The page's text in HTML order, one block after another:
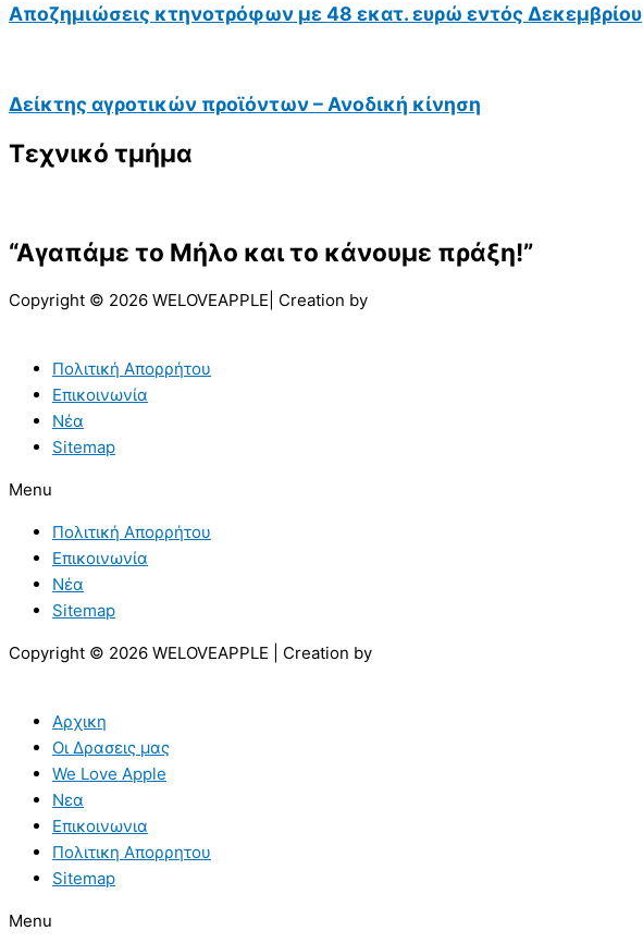
Αποζημιώσεις κτηνοτρόφων με 48 εκατ. ευρώ εντός Δεκεμβρίου
Δείκτης αγροτικών προϊόντων – Ανοδική κίνηση
Τεχνικό τμήμα
“Αγαπάμε το Μήλο και το κάνουμε πράξη!”
Copyright © 2026 WELOVEAPPLE| Creation by
Πολιτική Απορρήτου
Επικοινωνία
Νέα
Sitemap
Menu
Πολιτική Απορρήτου
Επικοινωνία
Νέα
Sitemap
Copyright © 2026 WELOVEAPPLE | Creation by
Αρχικη
Οι Δρασεις μας
We Love Apple
Νεα
Επικοινωνια
Πολιτικη Απορρητου
Sitemap
Menu